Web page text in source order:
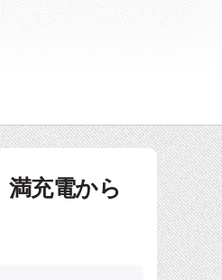
満充電から